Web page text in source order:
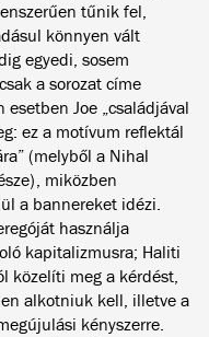
tűnik fel,
könnyen vált
egyedi, sosem
a sorozat címe
esetben Joe „családjával
ez a motívum reflektál
(melyből a Nihal
miközben
a bannereket idézi.
használja
kapitalizmusra; Haliti
közelíti meg a kérdést,
alkotniuk kell, illetve a
kényszerre.